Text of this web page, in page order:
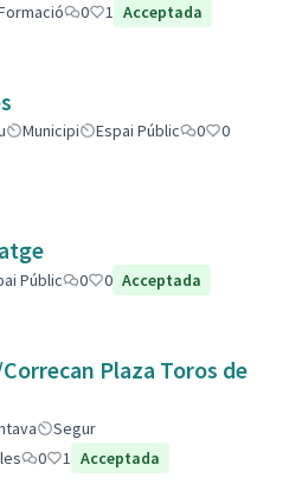
0 1 Acceptada
Municipi Espai Públic 0
0
Públic 0 0 Acceptada
Plaza Toros de
Segur
0 1 Acceptada